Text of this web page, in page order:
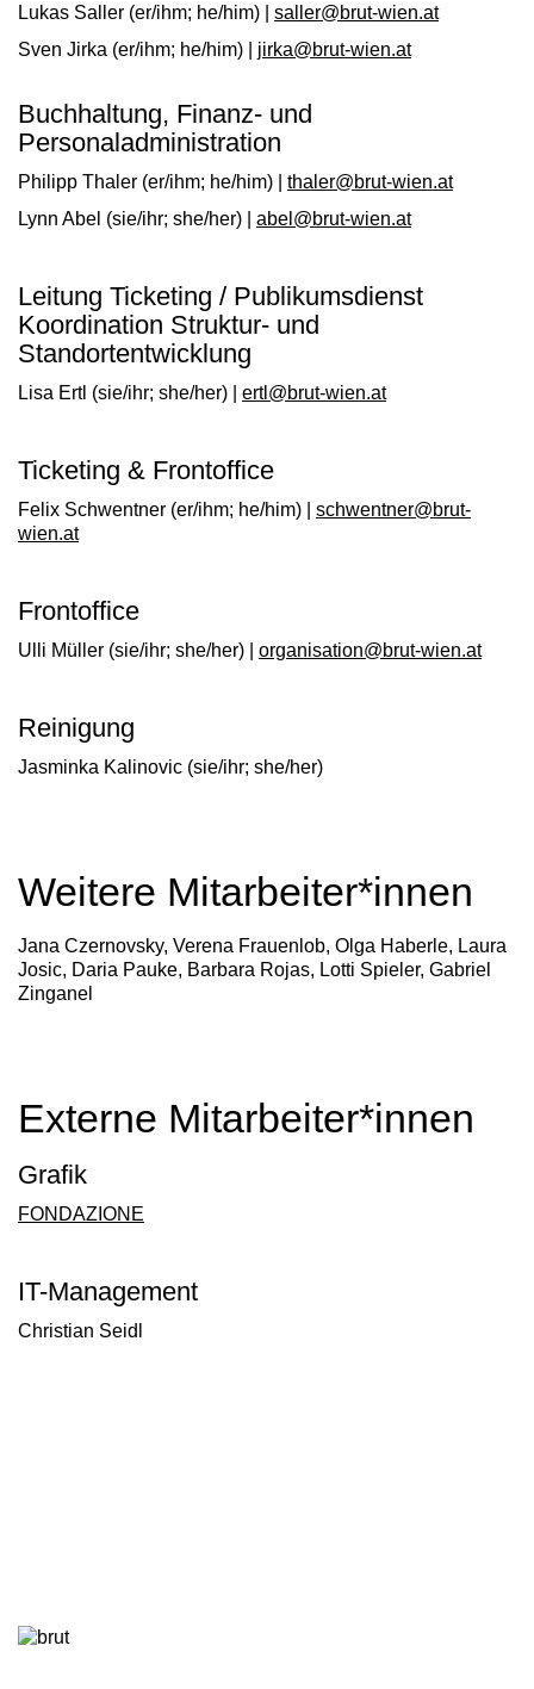
Lukas Saller (er/ihm; he/him) | saller@brut-wien.at
Sven Jirka (er/ihm; he/him) | jirka@brut-wien.at
Buchhaltung, Finanz- und
Personaladministration
Philipp Thaler (er/ihm; he/him) | thaler@brut-wien.at
Lynn Abel (sie/ihr; she/her) | abel@brut-wien.at
Leitung Ticketing / Publikumsdienst
Koordination Struktur- und
Standortentwicklung
Lisa Ertl (sie/ihr; she/her) | ertl@brut-wien.at
Ticketing & Frontoffice
Felix Schwentner (er/ihm; he/him) | schwentner@brut-
wien.at
Frontoffice
Ulli Müller (sie/ihr; she/her) | organisation@brut-wien.at
Reinigung
Jasminka Kalinovic (sie/ihr; she/her)
Weitere Mitarbeiter*innen
Jana Czernovsky, Verena Frauenlob, Olga Haberle, Laura
Josic, Daria Pauke, Barbara Rojas, Lotti Spieler, Gabriel
Zinganel
Externe Mitarbeiter*innen
Grafik
FONDAZIONE
IT-Management
Christian Seidl